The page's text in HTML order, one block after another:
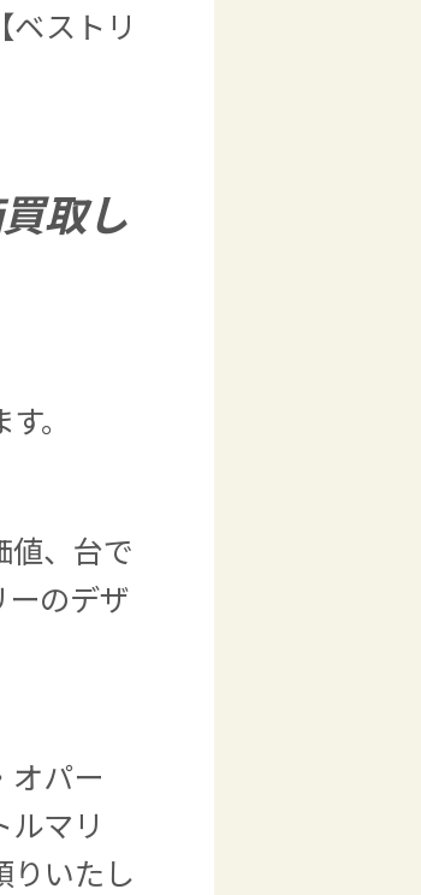
ベストリ
取し
。
値、台で
のデザ
オパー
マリ
りいたし